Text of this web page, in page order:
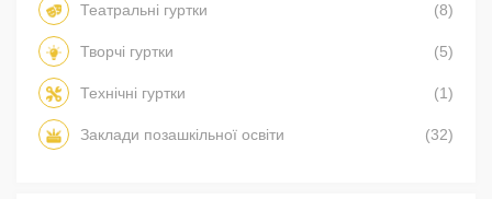
Театральні гуртки (8)
Творчі гуртки (5)
Технічні гуртки (1)
Заклади позашкільної освіти (32)